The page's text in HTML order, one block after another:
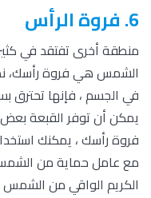
6. فروة الرأس
منطقة أخرى تفتقد في
الشمس هي فروة رأسك،
في الجسم ، فإنها تحترق
يمكن أن توفر القبعة بعض
فروة رأسك ، يمكنك
مع عامل حماية من
الكريم الواقي من الشمس